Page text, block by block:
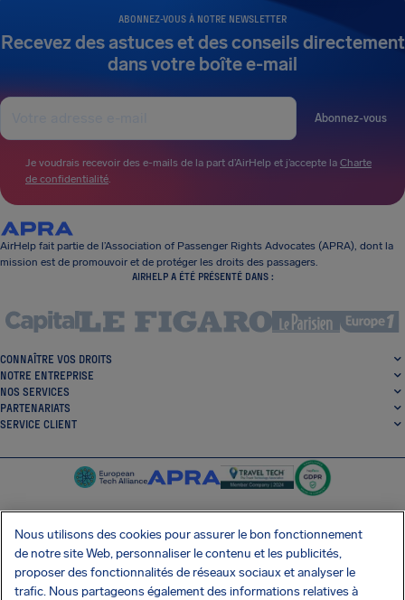
ABONNEZ-VOUS À NOTRE NEWSLETTER
Recevez des astuces et des conseils directement
dans votre boîte e-mail
Abonnez-vous
Je voudrais recevoir des e-mails de la part d’AirHelp et j’accepte la Charte
de confidentialité.
AirHelp fait partie de l’Association of Passenger Rights Advocates (APRA), dont la
mission est de promouvoir et de protéger les droits des passagers.
AIRHELP A ÉTÉ PRÉSENTÉ DANS :
CONNAÎTRE VOS DROITS
NOTRE ENTREPRISE
NOS SERVICES
PARTENARIATS
SERVICE CLIENT
SocialFacebook
SocialTwitter
SocialInstagram
SocialLinkedin
Nous utilisons des cookies pour assurer le bon fonctionnement
de notre site Web, personnaliser le contenu et les publicités,
proposer des fonctionnalités de réseaux sociaux et analyser le
trafic. Nous partageons également des informations relatives à